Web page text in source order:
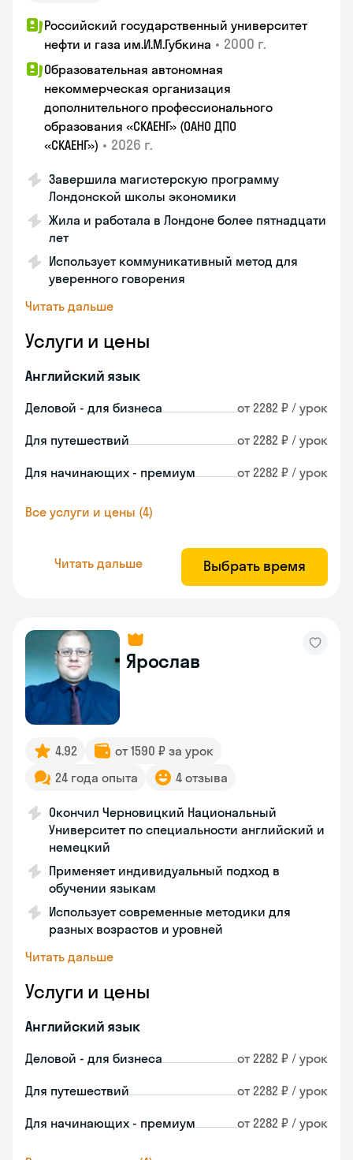
Российский государственный университет
нефти и газа им.И.М.Губкина • 2000 г.
Образовательная автономная
некоммерческая организация
дополнительного профессионального
образования «СКАЕНГ» (ОАНО ДПО
«СКАЕНГ») • 2026 г.
Завершила магистерскую программу
Лондонской школы экономики
Жила и работала в Лондоне более пятнадцати
лет
Использует коммуникативный метод для
уверенного говорения
Читать дальше
Услуги и цены
Английский язык
Деловой - для бизнеса от 2282 ₽ / урок
Для путешествий от 2282 ₽ / урок
Для начинающих - премиум от 2282 ₽ / урок
Все услуги и цены (4)
Читать дальше Выбрать время
Ярослав
4.92
от 1590 ₽ за урок
24 года опыта
4 отзыва
Окончил Черновицкий Национальный
Университет по специальности английский и
немецкий
Применяет индивидуальный подход в
обучении языкам
Использует современные методики для
разных возрастов и уровней
Читать дальше
Услуги и цены
Английский язык
Деловой - для бизнеса от 2282 ₽ / урок
Для путешествий от 2282 ₽ / урок
Для начинающих - премиум от 2282 ₽ / урок